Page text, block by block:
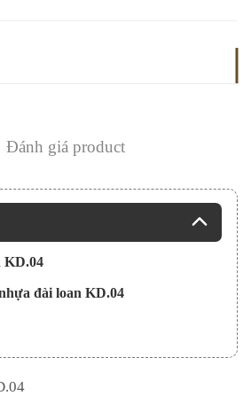
Đánh giá product
KD.04
đài loan KD.04